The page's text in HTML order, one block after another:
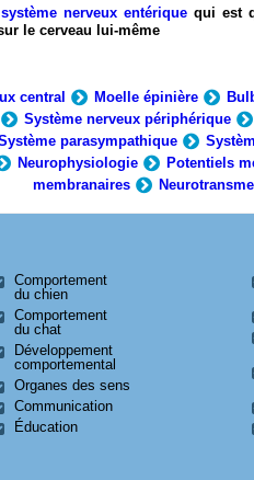
système nerveux entérique qui est
le cerveau lui-même
central Moelle épinière
Système nerveux périphérique
parasympathique
Neurophysiologie Potentiels
membranaires
Comportement
du chien
Comportement
du chat
Développement
comportemental
Organes des sens
Communication
Éducation